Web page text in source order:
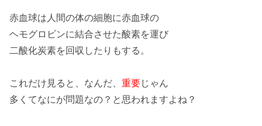
赤血球は 人間の体の細胞に赤血球の
ヘモグロビンに結合させた酸素を運び
二酸化炭素を回収したりもする。
これだけ見ると、なんだ、 重要じゃん
多くてなにが問題なの？と思われますよね？